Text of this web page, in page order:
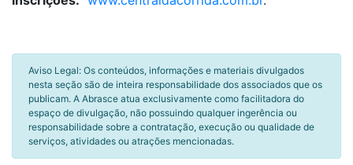
Aviso Legal: Os conteúdos, informações e materiais divulgados
nesta seção são de inteira responsabilidade dos associados que os
publicam. A Abrasce atua exclusivamente como facilitadora do
espaço de divulgação, não possuindo qualquer ingerência ou
responsabilidade sobre a contratação, execução ou qualidade de
serviços, atividades ou atrações mencionadas.